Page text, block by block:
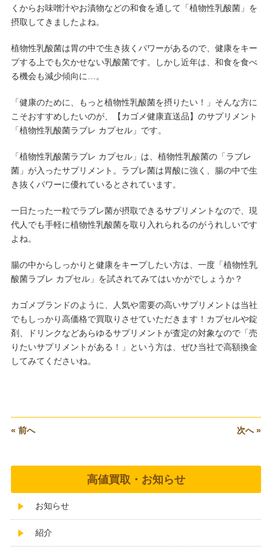
くからお味噌汁やお漬物などの和食を通して「植物性乳酸菌」を
摂取してきましたよね。
植物性乳酸菌は胃の中で生き抜くパワーがあるので、健康をキー
プする上でも欠かせない乳酸菌です。しかし近年は、和食を食べ
る機会も減少傾向に…。
「健康のために、もっと植物性乳酸菌を摂りたい！」そんな方に
こそおすすめしたいのが、【カゴメ健康直送品】のサプリメント
「植物性乳酸菌ラブレ カプセル」です。
「植物性乳酸菌ラブレ カプセル」は、植物性乳酸菌の「ラブレ
菌」が入ったサプリメント。ラブレ菌は胃酸に強く、腸の中で生
き抜くパワーに優れているとされています。
一日たった一粒でラブレ菌が摂取できるサプリメントなので、現
代人でも手軽に植物性乳酸菌を取り入れられるのがうれしいです
よね。
腸の中からしっかりと健康をキープしたい方は、一度「植物性乳
酸菌ラブレ カプセル」を試されてみてはいかがでしょうか？
カゴメブランドのように、人気や需要の高いサプリメントは当社
でもしっかり高価格で買取りさせていただきます！ カプセルや錠
剤、ドリンクなどあらゆるサプリメントが査定の対象なので「売
りたいサプリメントがある！」という方は、ぜひ当社で高額換金
してみてくださいね。
« 前へ 次へ »
高値買取・お知らせ
お知らせ
紹介